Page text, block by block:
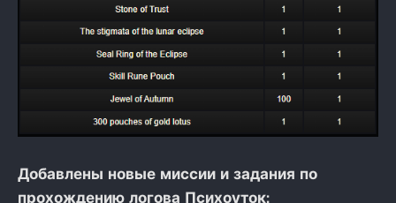
Добавлены новые миссии и задания по
прохождению логова Психоуток: